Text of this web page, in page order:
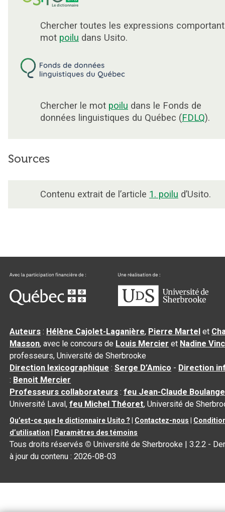
Chercher toutes les expressions
mot poilu dans Usito.
Chercher le mot poilu dans le Fonds de
données linguistiques du Québec (FDLQ).
Sources
Contenu extrait de l’article 1. poilu d’Usito.
Auteurs : Hélène Cajolet-Laganière, Pierre Martel et
Masson, avec le concours de Louis Mercier et Nadine
professeurs, Université de Sherbrooke
Direction lexicographique :Serge D’Amico - Direction
: Benoit Mercier
Professeurs collaborateurs :feu Jean-Claude
Université Laval,feu Michel Théoret, Université de
Qu’est-ce que le dictionnaire Usito ? Contactez-nous
d’utilisation
Paramètres des témoins
Tous droits réservés © Université de Sherbrooke |3.2.2 -
à jour du contenu :2026-08-03